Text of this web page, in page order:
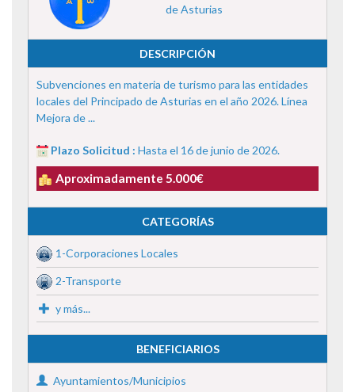
de Asturias
DESCRIPCIÓN
Subvenciones en materia de turismo para las entidades
locales del Principado de Asturias en el año 2026. Línea
Mejora de ...
Plazo Solicitud : Hasta el 16 de junio de 2026.
Aproximadamente 5.000€
CATEGORÍAS
1-Corporaciones Locales
2-Transporte
y más...
BENEFICIARIOS
Ayuntamientos/Municipios